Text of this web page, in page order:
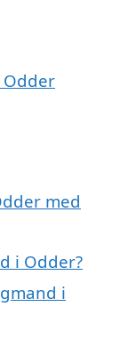
med
i Odder?
i